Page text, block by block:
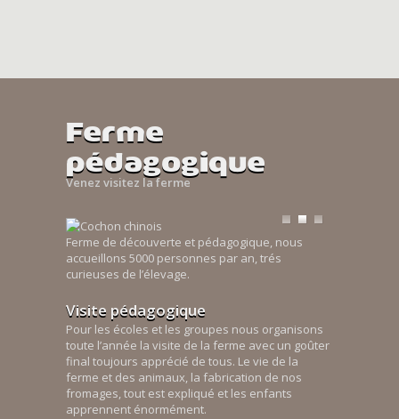
Ferme
pédagogique
Venez visitez la ferme
Ferme de découverte et pédagogique, nous
accueillons 5000 personnes par an, trés
curieuses de l’élevage.
Visite pédagogique
Pour les écoles et les groupes nous organisons
toute l’année la visite de la ferme avec un goûter
final toujours apprécié de tous. Le vie de la
ferme et des animaux, la fabrication de nos
fromages, tout est expliqué et les enfants
apprennent énormément.